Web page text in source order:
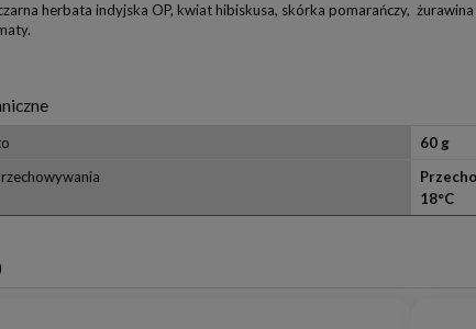
herbata indyjska OP, kwiat hibiskusa, skórka pomarańczy,
60 g
18°C